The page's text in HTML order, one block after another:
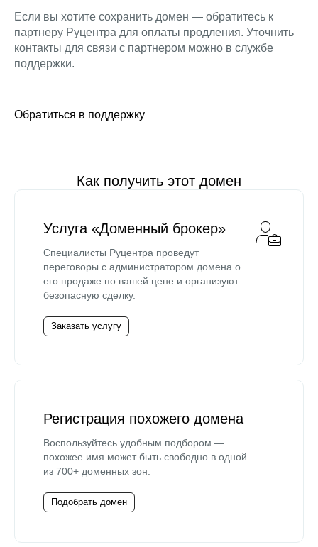
Если вы хотите сохранить домен — обратитесь к
партнеру Руцентра для оплаты продления. Уточнить
контакты для связи с партнером можно в службе
поддержки.
Обратиться в поддержку
Как получить этот домен
Услуга «Доменный брокер»
Специалисты Руцентра проведут
переговоры с администратором домена о
его продаже по вашей цене и организуют
безопасную сделку.
Заказать услугу
Регистрация похожего домена
Воспользуйтесь удобным подбором —
похожее имя может быть свободно в одной
из 700+ доменных зон.
Подобрать домен